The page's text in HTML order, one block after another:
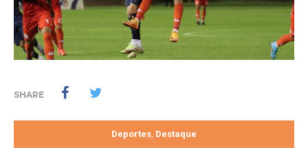
SHARE
Deportes, Destaque